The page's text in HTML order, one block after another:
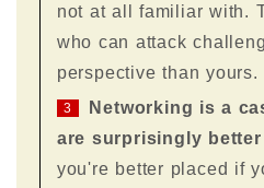
not at all familiar with.
who can attack
perspective than yours.
3
Networking is a
are surprisingly
you're better placed if